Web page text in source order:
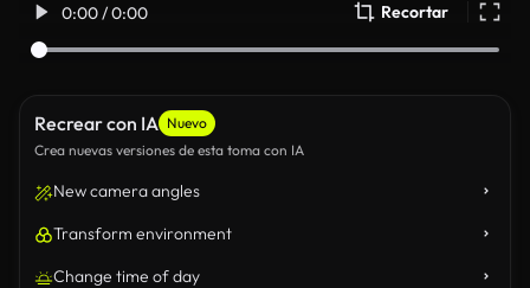
0:00 / 0:00 Recortar
Recrear con IA Nuevo
Crea nuevas versiones de esta toma con IA
New camera angles
Transform environment
Change time of day